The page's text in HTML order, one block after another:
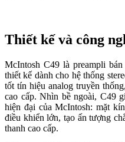
Thiết kế và công
McIntosh C49 là preampli
thiết kế dành cho hệ thống
tốt tín hiệu analog truyền
cao cấp. Nhìn bề ngoài, C49
hiện đại của McIntosh: mặt
điều khiển lớn, tạo ấn tượng
thanh cao cấp.